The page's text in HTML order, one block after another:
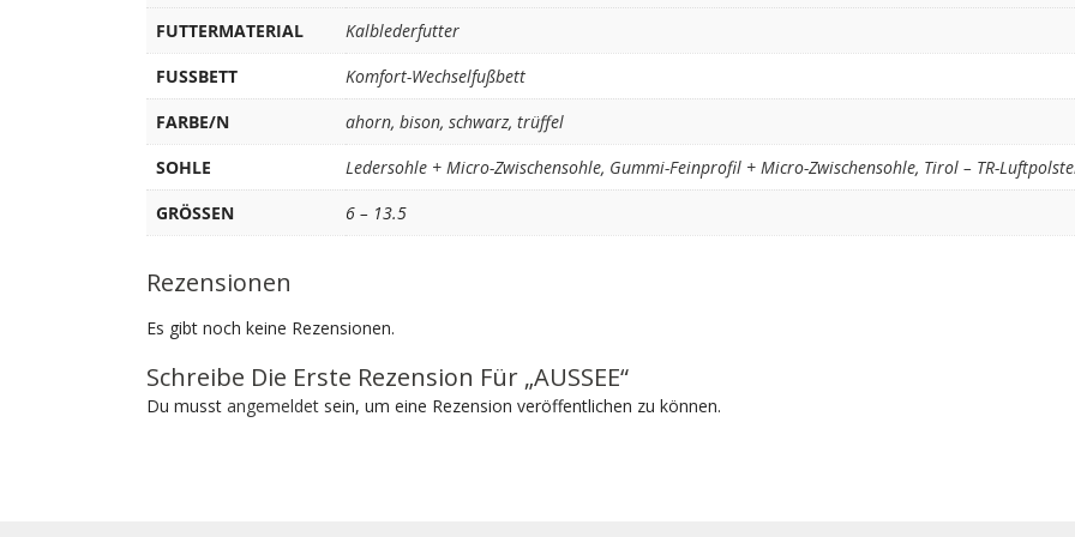
FUTTERMATERIAL
Kalblederfutter
FUSSBETT
Komfort-Wechselfußbett
FARBE/N
ahorn, bison, schwarz, trüffel
SOHLE
Ledersohle + Micro-Zwischensohle, Gummi-Feinprofil + Micro-Zwischensohle, Tirol – TR-
GRÖSSEN
6 – 13.5
Rezensionen
Es gibt noch keine Rezensionen.
Schreibe Die Erste Rezension Für „AUSSEE“
Du musst angemeldet sein, um eine Rezension veröffentlichen zu können.